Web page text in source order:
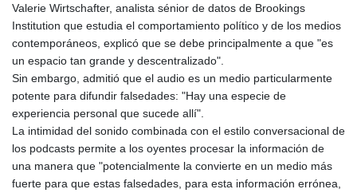
SCR 16.756231
SDG 694.271725
SEK 10.952356
SGD 1.478142
SLE 28.445505
SOS 660.690956
SRD 43.779321
STD 23929.950059
STN 24.570322
SVC 10.115257
SZL 18.776741
Valerie Wirtschafter, analista sénior de datos de Brookings
Institution que estudia el comportamiento político y de los medios
contemporáneos, explicó que se debe principalmente a que "es
un espacio tan grande y descentralizado".
Sin embargo, admitió que el audio es un medio particularmente
potente para difundir falsedades: "Hay una especie de
experiencia personal que sucede allí".
La intimidad del sonido combinada con el estilo conversacional de
los podcasts permite a los oyentes procesar la información de
una manera que "potencialmente la convierte en un medio más
fuerte para que estas falsedades, para esta información errónea,